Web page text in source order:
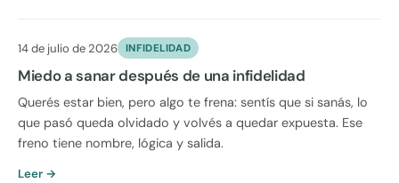
14 de julio de 2026 INFIDELIDAD
Miedo a sanar después de una infidelidad
Querés estar bien, pero algo te frena: sentís que si sanás, lo
que pasó queda olvidado y volvés a quedar expuesta. Ese
freno tiene nombre, lógica y salida.
Leer →